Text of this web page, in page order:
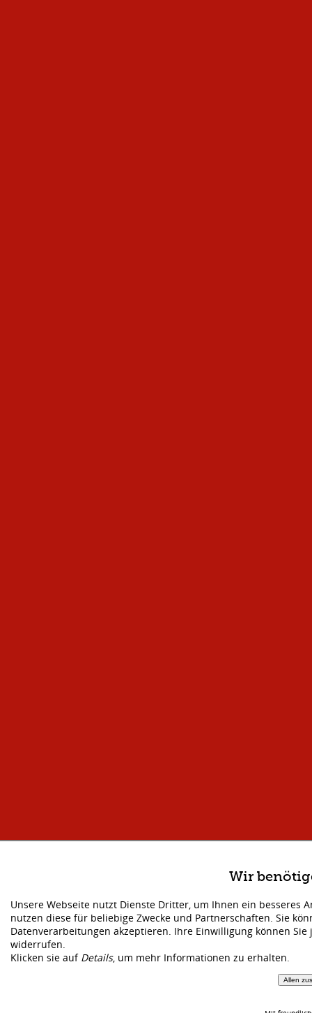
Wir
Unsere Webseite nutzt Dienste Dritter, um Ihnen ein besseres
nutzen diese für beliebige Zwecke und Partnerschaften. Sie
Datenverarbeitungen akzeptieren. Ihre Einwilligung können
widerrufen.
Klicken sie auf Details, um mehr Informationen zu erhalten.
Allen